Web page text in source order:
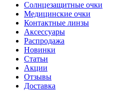
Солнцезащитные очки
Медицинские очки
Контактные линзы
Аксессуары
Распродажа
Новинки
Статьи
Акции
Отзывы
Доставка